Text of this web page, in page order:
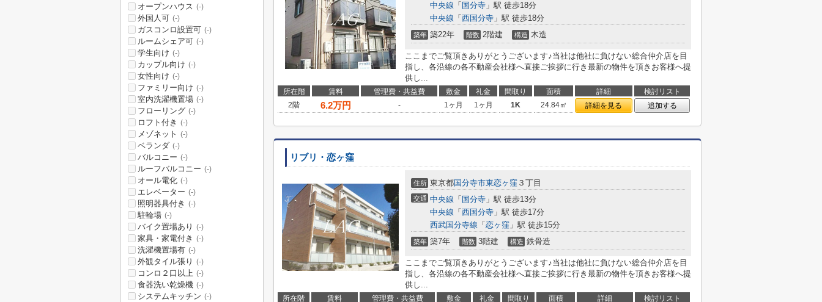
中央線 「 国分寺 」駅 徒歩18分
中央線 「 西国分寺 」駅 徒歩18分
築年 築22年 階数 2階建 構造 木造
ここまでご覧頂きありがとうございます♪当社は他社に負けない総合仲介店を目
指し、各沿線の各不動産会社様へ直接ご挨拶に行き最新の物件を頂きお客様へ提
供し...
所在階 賃料 管理費・共益費 敷金 礼金 間取り 面積 詳細
検討リスト
2階
6.2万円 - 1ヶ月 1ヶ月 1K 24.84㎡ 詳細を見る 追加する
リブリ・恋ヶ窪
住所 東京都国分寺市東恋ヶ窪 ３丁目
交通 中央線 「 国分寺 」駅 徒歩13分
中央線 「 西国分寺 」駅 徒歩17分
西武国分寺線 「 恋ヶ窪 」駅 徒歩15分
築年 築7年 階数 3階建 構造 鉄骨造
ここまでご覧頂きありがとうございます♪当社は他社に負けない総合仲介店を目
指し、各沿線の各不動産会社様へ直接ご挨拶に行き最新の物件を頂きお客様へ提
供し...
所在階 賃料 管理費・共益費 敷金 礼金 間取り 面積 詳細
検討リスト
オープンハウス (-)
外国人可 (-)
ガスコンロ設置可 (-)
ルームシェア可 (-)
学生向け (-)
カップル向け (-)
女性向け (-)
ファミリー向け (-)
室内洗濯機置場 (-)
フローリング (-)
ロフト付き (-)
メゾネット (-)
ベランダ (-)
バルコニー (-)
ルーフバルコニー (-)
オール電化 (-)
エレベーター (-)
照明器具付き (-)
駐輪場 (-)
バイク置場あり (-)
家具・家電付き (-)
洗濯機置場有 (-)
外観タイル張り (-)
コンロ２口以上 (-)
食器洗い乾燥機 (-)
システムキッチン (-)